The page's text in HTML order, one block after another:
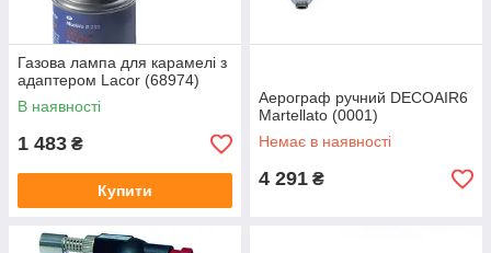
Газова лампа для карамелі з
адаптером Lacor (68974)
В наявності
1 483 ₴
Купити
Аерограф ручний DECOAIR6
Martellato (0001)
Немає в наявності
4 291 ₴